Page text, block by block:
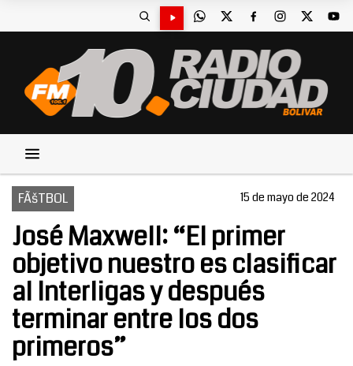
FÃšTBOL 15 de mayo de 2024
José Maxwell: “El primer
objetivo nuestro es clasificar
al Interligas y después
terminar entre los dos
primeros”